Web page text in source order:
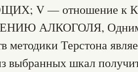
V — отношение к
АЛКОГОЛЯ, Одним
методики Терстона
выбранных шкал